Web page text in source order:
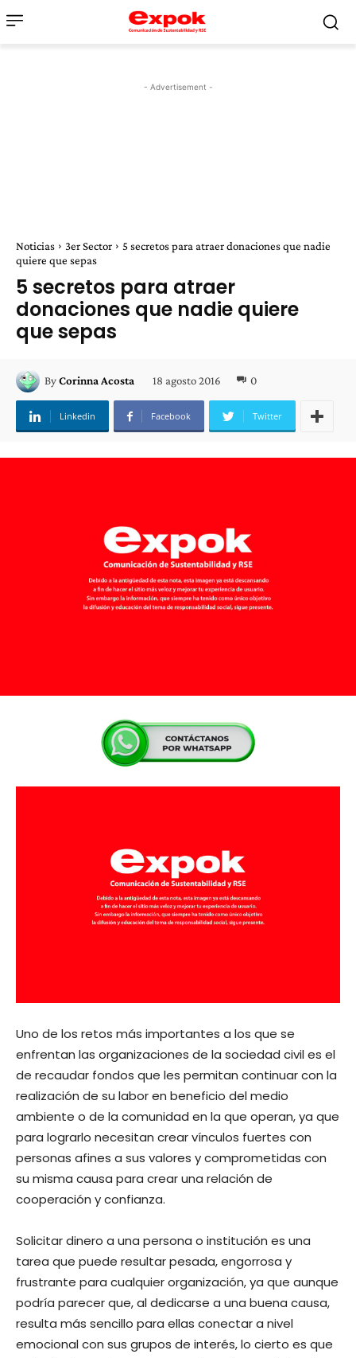
- Advertisement -
Noticias 3er Sector
5 secretos para atraer donaciones que nadie
quiere que sepas
5 secretos para atraer
donaciones que nadie quiere
que sepas
ByCorinna Acosta 18 agosto 2016 0
Linkedin Facebook Twitter
Uno de los retos más importantes a los que se
enfrentan las organizaciones de la sociedad civil es el
de recaudar fondos que les permitan continuar con la
realización de su labor en beneficio del medio
ambiente o de la comunidad en la que operan, ya que
para lograrlo necesitan crear vínculos fuertes con
personas afines a sus valores y comprometidas con
su misma causa para crear una relación de
cooperación y confianza.
Solicitar dinero a una persona o institución es una
tarea que puede resultar pesada, engorrosa y
frustrante para cualquier organización, ya que aunque
podría parecer que, al dedicarse a una buena causa,
resulta más sencillo para ellas conectar a nivel
emocional con sus grupos de interés, lo cierto es que